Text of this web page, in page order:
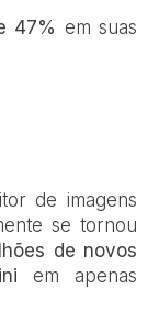
47% em suas
de imagens
se tornou
de novos
em apenas